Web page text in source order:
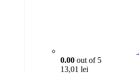
0.00 out of 5
13,01 lei